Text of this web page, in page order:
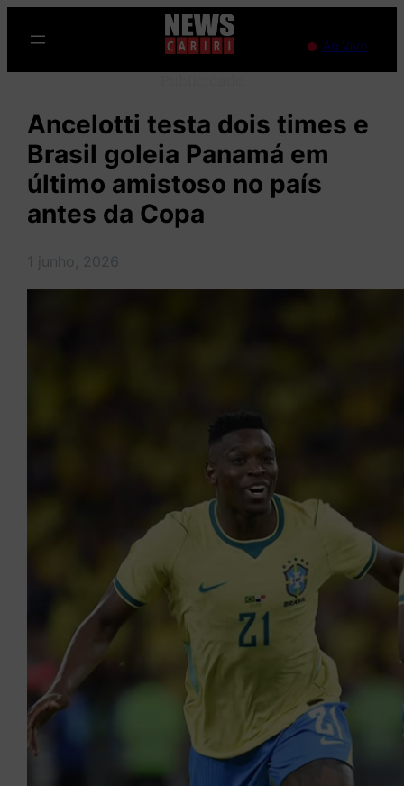
para
o
Ao Vivo
Ancelotti testa dois times e
Brasil goleia Panamá em
último amistoso no país
antes da Copa
1 junho, 2026